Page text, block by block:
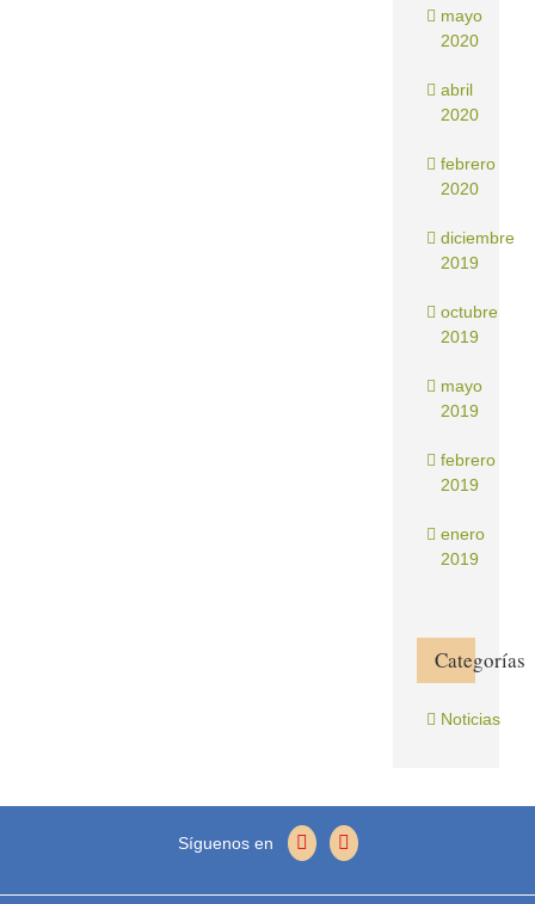
mayo
2020
abril
2020
febrero
2020
diciembre
2019
octubre
2019
mayo
2019
febrero
2019
enero
2019
Categorías
Noticias
Síguenos en